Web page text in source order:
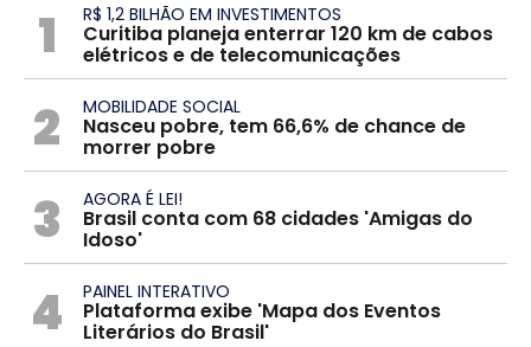
1 R$ 1,2 BILHÃO EM INVESTIMENTOS
Curitiba planeja enterrar 120 km de cabos
elétricos e de telecomunicações
2 MOBILIDADE SOCIAL
Nasceu pobre, tem 66,6% de chance de
morrer pobre
3 AGORA É LEI!
Brasil conta com 68 cidades 'Amigas do
Idoso'
4 PAINEL INTERATIVO
Plataforma exibe 'Mapa dos Eventos
Literários do Brasil'